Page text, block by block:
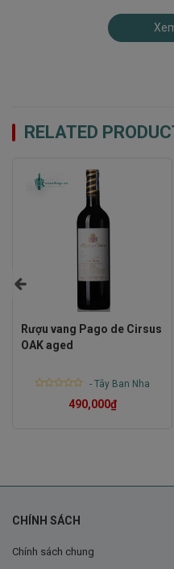
món quà tuyệt vời để biếu
truy cập ngay
RELATED
Rượu vang Pago de Cirsus
OAK aged
- Tây Ban Nha
490,000₫
CHÍNH SÁCH
Chính sách chung